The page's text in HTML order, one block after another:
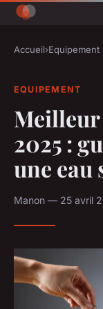
Accueil›Equipement
EQUIPEMENT
2025 :
une eau
Manon — 25 avril